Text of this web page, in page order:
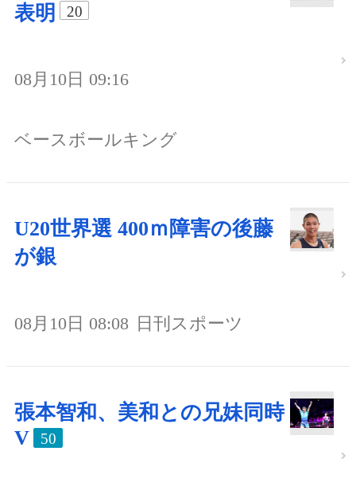
表明
20
08月10日 09:16
ベースボールキング
U20世界選 400ｍ障害の後藤
が銀
08月10日 08:08 日刊スポーツ
張本智和、美和との兄妹同時
V
50